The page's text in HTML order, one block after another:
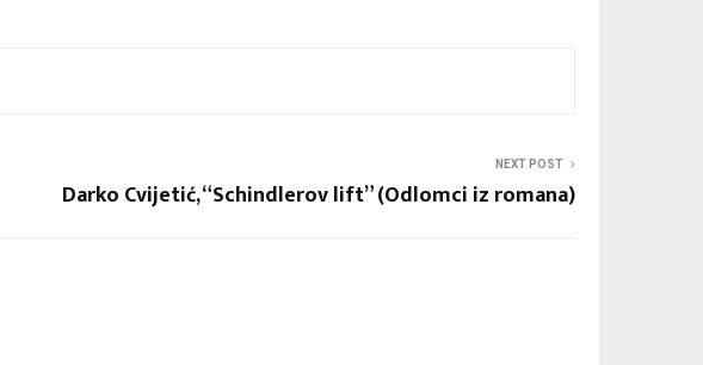
NEXT POST
Darko Cvijetić, “Schindlerov lift” (Odlomci iz romana)